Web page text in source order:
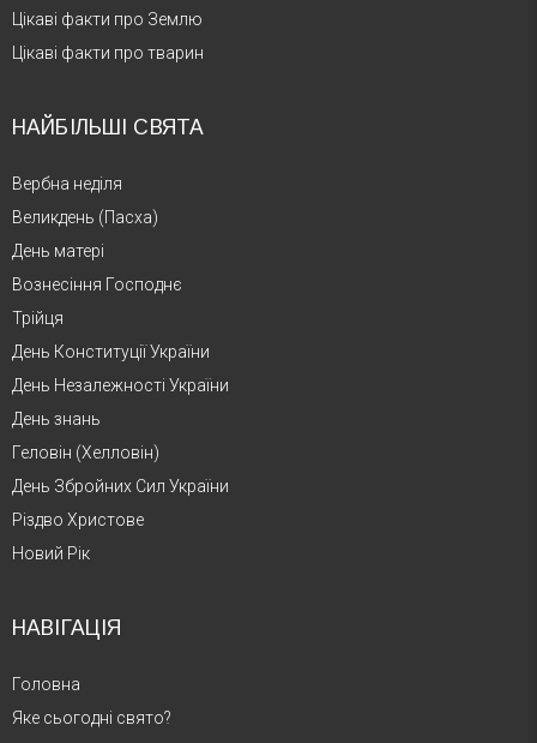
Цікаві факти про Землю
Цікаві факти про тварин
НАЙБІЛЬШІ СВЯТА
Вербна неділя
Великдень (Пасха)
День матері
Вознесіння Господнє
Трійця
День Конституції України
День Незалежності України
День знань
Геловін (Хелловін)
День Збройних Сил України
Різдво Христове
Новий Рік
НАВІГАЦІЯ
Головна
Яке сьогодні свято?